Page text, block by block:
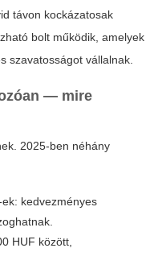
távon kockázatosak
bolt működik, amelyek
szavatosságot vállalnak.
— mire
2025-ben néhány
kedvezményes
HUF között,